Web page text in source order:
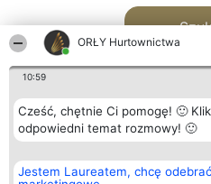
ORŁY Hurtownictwa
10:59
Cześć, chętnie Ci pomogę! 🙂
odpowiedni temat rozmowy! 🙂
Jestem Laureatem, chcę
Organizator plebiscytu
Bright Side Solutions sp. z o.
Laureaci